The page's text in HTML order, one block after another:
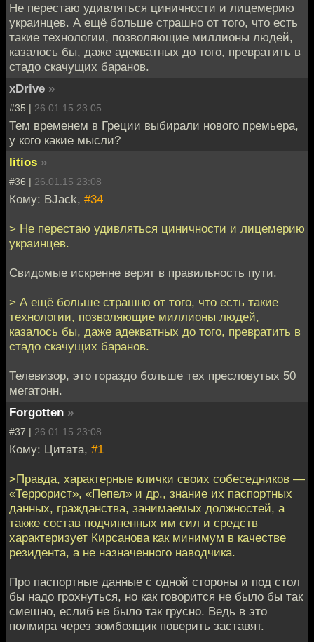
Не перестаю удивляться циничности и лицемерию
украинцев. А ещё больше страшно от того, что есть
такие технологии, позволяющие миллионы людей,
казалось бы, даже адекватных до того, превратить в
стадо скачущих баранов.
xDrive »
#35 | 26.01.15 23:05
Тем временем в Греции выбирали нового премьера,
у кого какие мысли?
litios »
#36 | 26.01.15 23:08
Кому: BJack, #34
> Не перестаю удивляться циничности и лицемерию
украинцев.
Свидомые искренне верят в правильность пути.
> А ещё больше страшно от того, что есть такие
технологии, позволяющие миллионы людей,
казалось бы, даже адекватных до того, превратить в
стадо скачущих баранов.
Телевизор, это гораздо больше тех пресловутых 50
мегатонн.
Forgotten »
#37 | 26.01.15 23:08
Кому: Цитата, #1
>Правда, характерные клички своих собеседников —
«Террорист», «Пепел» и др., знание их паспортных
данных, гражданства, занимаемых должностей, а
также состав подчиненных им сил и средств
характеризует Кирсанова как минимум в качестве
резидента, а не назначенного наводчика.
Про паспортные данные с одной стороны и под стол
бы надо грохнуться, но как говорится не было бы так
смешно, еслиб не было так грусно. Ведь в это
полмира через зомбоящик поверить заставят.